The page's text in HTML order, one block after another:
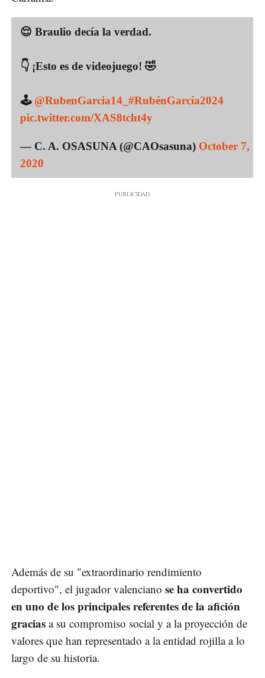
😌 Braulio decía la verdad.
👇 ¡Esto es de videojuego! 🤣
🕹️ @RubenGarcia14_ #RubénGarcía2024
pic.twitter.com/XAS8tcht4y
— C. A. OSASUNA (@CAOsasuna) October 7,
2020
Además de su "extraordinario rendimiento
deportivo", el jugador valenciano se ha convertido
en uno de los principales referentes de la afición
gracias a su compromiso social y a la proyección de
valores que han representado a la entidad rojilla a lo
largo de su historia.